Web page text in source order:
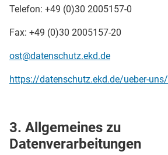
Telefon: +49 (0)30 2005157-0
Fax: +49 (0)30 2005157-20
ost@datenschutz.ekd.de
https://datenschutz.ekd.de/ueber-uns/
3. Allgemeines zu
Datenverarbeitungen